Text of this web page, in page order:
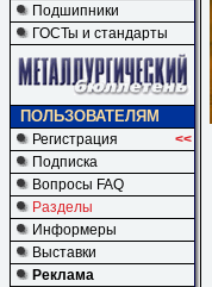
Подшипники
ГОСТы и стандарты
ПОЛЬЗОВАТЕЛЯМ
Регистрация
<<
Подписка
Вопросы FAQ
Разделы
Информеры
Выставки
Реклама